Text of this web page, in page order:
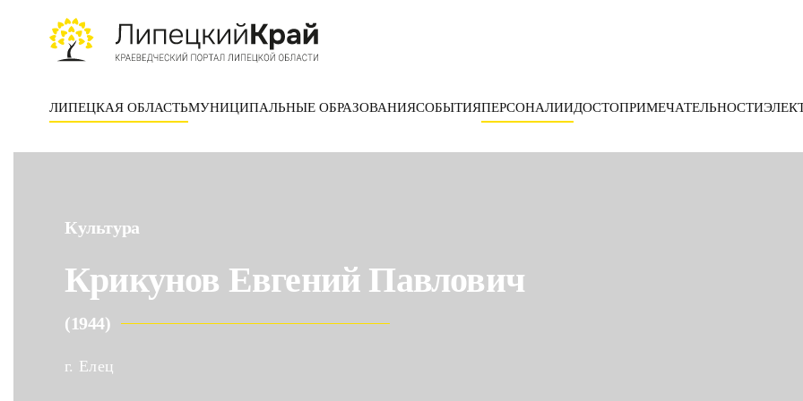
Skip to main content
ЛИПЕЦКАЯ ОБЛАСТЬМУНИЦИПАЛЬНЫЕ ОБРАЗОВАНИЯСОБЫТИЯПЕРСОНАЛИИДОСТОПРИМЕЧАТЕЛЬНОСТИ
Культура
Крикунов Евгений Павлович
(1944)
г. Елец